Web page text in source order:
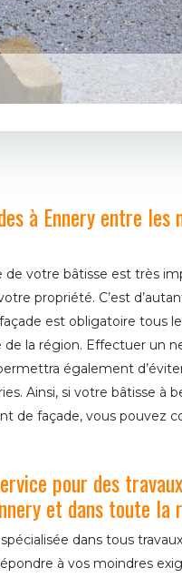
à Ennery entre les
de votre bâtisse est très
propriété. C’est
est obligatoire tous
de la région. Effectuer un
également
Ainsi, si votre bâtisse à
de façade, vous pouvez
pour des
et dans toute la
dans tous
à vos moindres